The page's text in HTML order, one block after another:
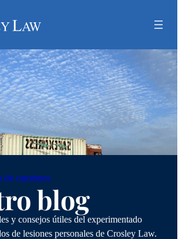
de camiones
blog
y consejos útiles del experimentado
de lesiones personales de Crosley Law.